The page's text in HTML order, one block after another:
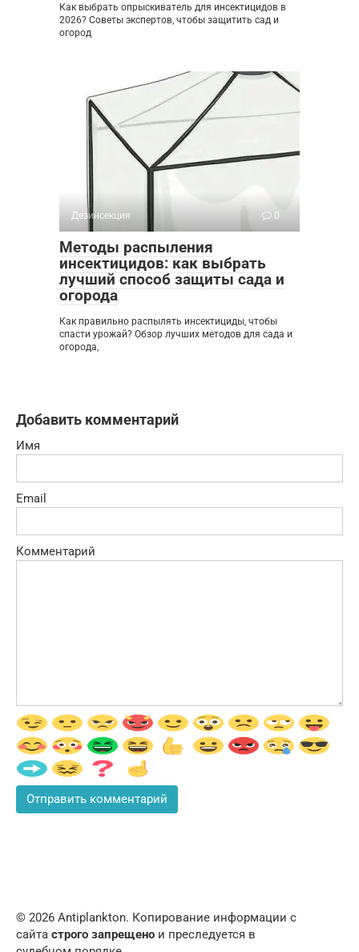
Как выбрать опрыскиватель для инсектицидов в
2026? Советы экспертов, чтобы защитить сад и
огород
Дезинсекция 0
Методы распыления
инсектицидов: как выбрать
лучший способ защиты сада и
огорода
Как правильно распылять инсектициды, чтобы
спасти урожай? Обзор лучших методов для сада и
огорода,
Добавить комментарий
Имя
Email
Комментарий
© 2026 Аntiplankton. Копирование информации с
сайта строго запрещено и преследуется в